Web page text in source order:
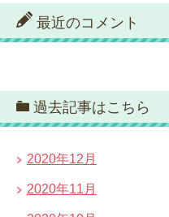
最近のコメント
過去記事はこちら
2020年12月
2020年11月